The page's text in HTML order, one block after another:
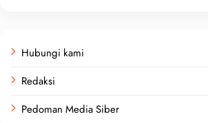
Hubungi kami
Redaksi
Pedoman Media Siber